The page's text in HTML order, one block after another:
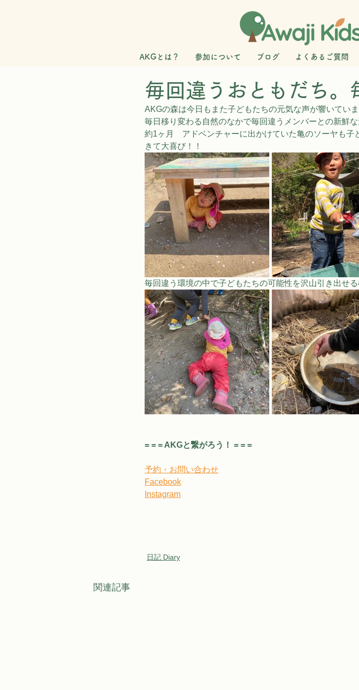
AKGとは？ 参加について ブログ よくあるご質問
毎回違うおともだち。
AKGの森は今日もまた子どもたちの元気な声が響いてい
毎日移り変わる自然のなかで毎回違うメンバーとの新鮮な
約1ヶ月　アドベンチャーに出かけていた亀のソーヤも
きて大喜び！！
毎回違う環境の中で子どもたちの可能性を沢山引き出せ
= = = AKGと繋がろう！ = = =
予約・お問い合わせ
Facebook
Instagram
日記 Diary
関連記事